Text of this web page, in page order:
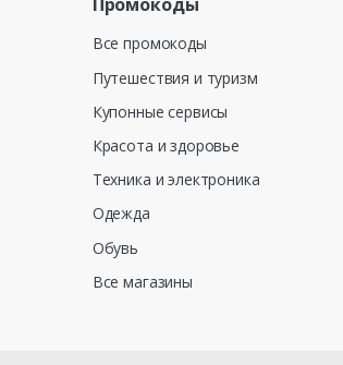
Все промокоды
Путешествия и туризм
Купонные сервисы
Красота и здоровье
Техника и электроника
Одежда
Обувь
Все магазины